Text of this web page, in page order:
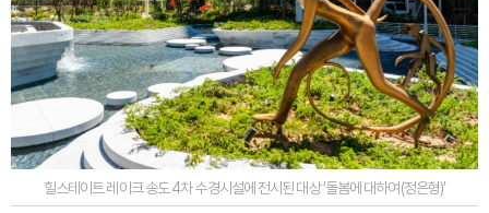
힐스테이트 레이크 송도 4차 수경시설에 전시된 대상 ‘돌봄에 대하여(정은형)’